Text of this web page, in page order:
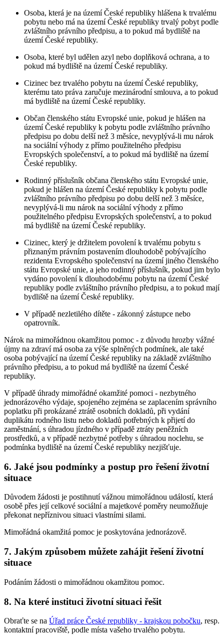
Osoba, která je na území České republiky hlášena k trvalému
pobytu nebo má na území České republiky trvalý pobyt podle
zvláštního právního předpisu, a to pokud má bydliště na
území České republiky.
Osoba, které byl udělen azyl nebo doplňková ochrana, a to
pokud má bydliště na území České republiky.
Cizinec bez trvalého pobytu na území České republiky,
kterému tato práva zaručuje mezinárodní smlouva, a to pokud
má bydliště na území České republiky.
Občan členského státu Evropské unie, pokud je hlášen na
území České republiky k pobytu podle zvláštního právního
předpisu po dobu delší než 3 měsíce, nevyplývá-li mu nárok
na sociální výhody z přímo použitelného předpisu
Evropských společenství, a to pokud má bydliště na území
České republiky.
Rodinný příslušník občana členského státu Evropské unie,
pokud je hlášen na území České republiky k pobytu podle
zvláštního právního předpisu po dobu delší než 3 měsíce,
nevyplývá-li mu nárok na sociální výhody z přímo
použitelného předpisu Evropských společenství, a to pokud
má bydliště na území České republiky.
Cizinec, který je držitelem povolení k trvalému pobytu s
přiznaným právním postavením dlouhodobě pobývajícího
rezidenta Evropského společenství na území jiného členského
státu Evropské unie, a jeho rodinný příslušník, pokud jim bylo
vydáno povolení k dlouhodobému pobytu na území České
republiky podle zvláštního právního předpisu, a to pokud mají
bydliště na území České republiky.
V případě nezletilého dítěte - zákonný zástupce nebo
opatrovník.
Nárok na mimořádnou okamžitou pomoc - z důvodu hrozby vážné
újmy na zdraví má osoba za výše splněných podmínek, ale také
osoba pobývající na území České republiky na základě zvláštního
právního předpisu, a to pokud má bydliště na území České
republiky.
V případě úhrady mimořádné okamžité pomoci - nezbytného
jednorázového výdaje, spojeného zejména se zaplacením správního
poplatku při prokázané ztrátě osobních dokladů, při vydání
duplikátu rodného listu nebo dokladů potřebných k přijetí do
zaměstnání, s úhradou jízdného v případě ztráty peněžních
prostředků, a v případě nezbytné potřeby s úhradou noclehu, se
podmínka bydliště na území České republiky nezjišťuje.
6. Jaké jsou podmínky a postup pro řešení životní
situace
Důvodem žádosti je postihnutí vážnou mimořádnou událostí, která
osobě přes její celkové sociální a majetkové poměry neumožňuje
překonat nepříznivou situaci vlastními silami.
Mimořádná okamžitá pomoc je poskytována jednorázově.
7. Jakým způsobem můžete zahájit řešení životní
situace
Podáním žádosti o mimořádnou okamžitou pomoc.
8. Na které instituci životní situaci řešit
Obraťte se na Úřad práce České republiky - krajskou pobočku, resp.
kontaktní pracoviště, podle místa vašeho trvalého pobytu.